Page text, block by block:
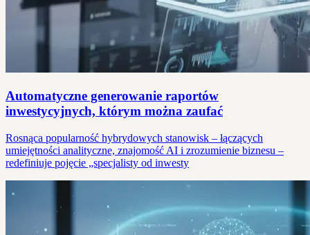
Automatyczne generowanie raportów
inwestycyjnych, którym można zaufać
Rosnąca popularność hybrydowych stanowisk – łączących
umiejętności analityczne, znajomość AI i zrozumienie biznesu –
redefiniuje pojęcie „specjalisty od inwesty